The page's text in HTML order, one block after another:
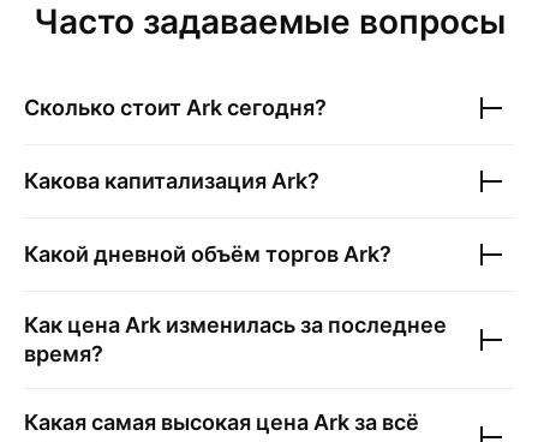
Часто задаваемые вопросы
Сколько стоит Arkсегодня?
Какова капитализация Ark?
Какой дневной объём торгов Ark?
Как цена Ark изменилась за последнее
время?
Какая самая высокая цена Arkза всё